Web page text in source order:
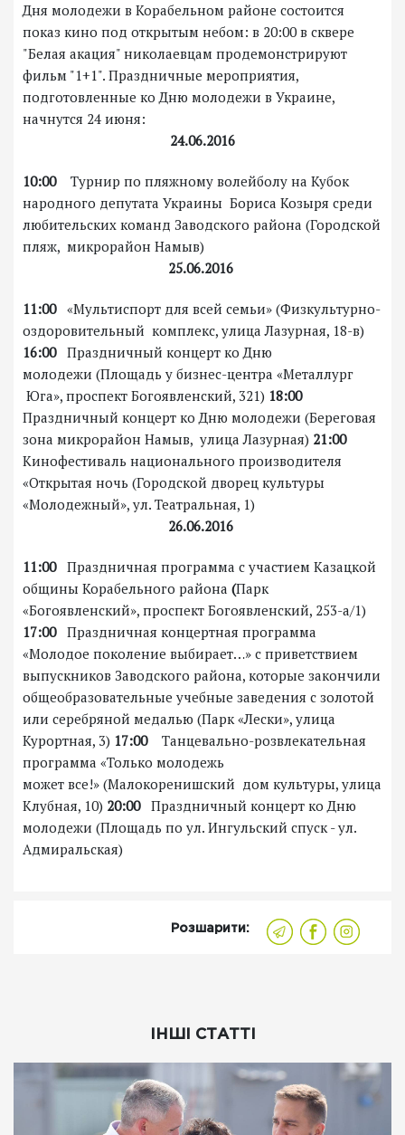
Дня молодежи в Корабельном районе состоится
показ кино под открытым небом: в 20:00 в сквере
"Белая акация" николаевцам продемонстрируют
фильм "1+1". Праздничные мероприятия,
подготовленные ко Дню молодежи в Украине,
начнутся 24 июня:
24.06.2016
10:00
Турнир по пляжному волейболу на Кубок
народного депутата Украины Бориса Козыря среди
любительских команд Заводского района (Городской
пляж, микрорайон Намыв)
25.06.2016
11:00 «Мультиспорт для всей семьи» (Физкультурно-
оздоровительный комплекс, улица Лазурная, 18-в)
16:00 Праздничный концерт ко Дню
молодежи (Площадь у бизнес-центра «Металлург
Юга», проспект Богоявленский, 321) 18:00
Праздничный концерт ко Дню молодежи (Береговая
зона микрорайон Намыв, улица Лазурная) 21:00
Кинофестиваль национального производителя
«Открытая ночь (Городской дворец культуры
«Молодежный», ул. Театральная, 1)
26.06.2016
11:00 Праздничная программа с участием Казацкой
общины Корабельного района (Парк
«Богоявленский», проспект Богоявленский, 253-а/1)
17:00 Праздничная концертная программа
«Молодое поколение выбирает…» с приветствием
выпускников Заводского района, которые закончили
общеобразовательные учебные заведения с золотой
или серебряной медалью (Парк «Лески», улица
Курортная, 3) 17:00 Танцевально-розвлекательная
программа «Только молодежь
может все!» (Малокоренишский дом культуры, улица
Клубная, 10) 20:00 Праздничный концерт ко Дню
молодежи (Площадь по ул. Ингульский спуск - ул.
Адмиральская)
Розшарити:
ІНШІ СТАТТІ